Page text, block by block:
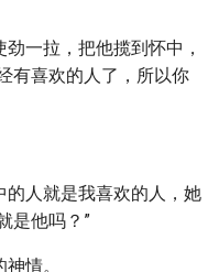
一拉，把他揽到怀中，
有喜欢的人了，所以你
人就是我喜欢的人，她
是他吗？”
情。